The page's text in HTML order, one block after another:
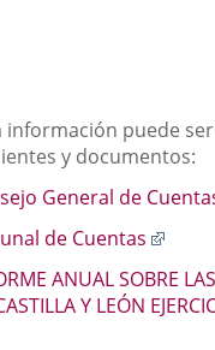
información puede
y documentos:
General de
de Cuentas
una
ANUAL SOBRE
Y LEÓN